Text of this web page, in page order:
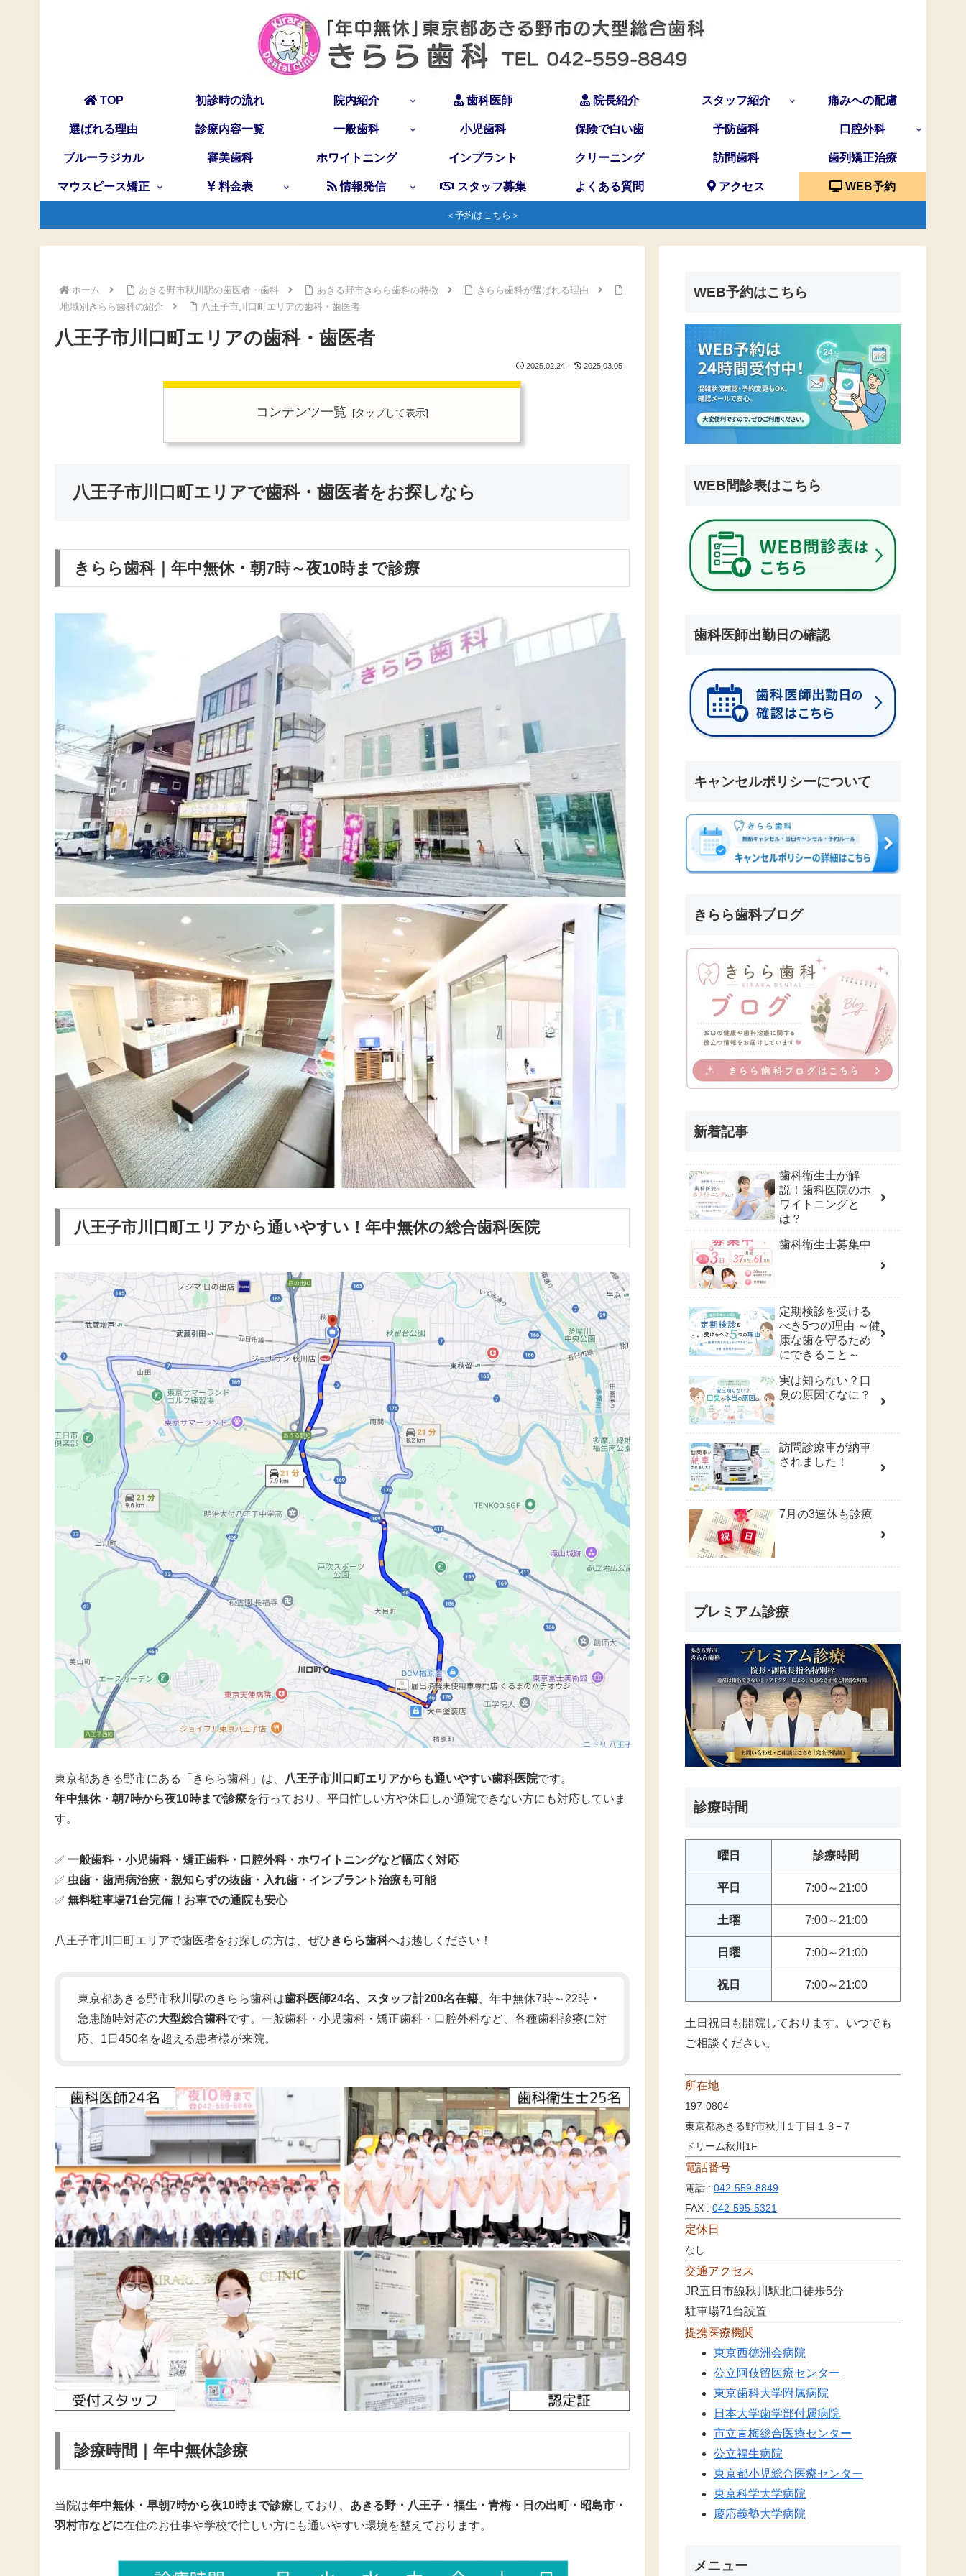
TOP 初診時の流れ 院内紹介 歯科医師 院長紹介 スタッフ紹介 痛みへの配慮
選ばれる理由 診療内容一覧 一般歯科 小児歯科 保険で白い歯 予防歯科 口腔外科
ブルーラジカル 審美歯科 ホワイトニング インプラント クリーニング 訪問歯科 歯列矯正治療
マウスピース矯正 料金表 情報発信 スタッフ募集 よくある質問 アクセス WEB予約
＜予約はこちら＞
ホーム あきる野市秋川駅の歯医者・歯科 あきる野市きらら歯科の特徴
きらら歯科が選ばれる理由
地域別きらら歯科の紹介
八王子市川口町エリアの歯科・歯医者
八王子市川口町エリアの歯科・歯医者
2025.02.24 2025.03.05
コンテンツ一覧
八王子市川口町エリアで歯科・歯医者をお探しなら
きらら歯科｜年中無休・朝7時～夜10時まで診療
八王子市川口町エリアから通いやすい！年中無休の総合歯科医院
東京都あきる野市にある「きらら歯科」は、 八王子市川口町エリアからも通いやすい歯科医院です。
年中無休・朝7時から夜10時まで診療を行っており、平日忙しい方や休日しか通院できない方にも対応していま
す。
✅ 一般歯科・小児歯科・矯正歯科・口腔外科・ホワイトニングなど幅広く対応
✅ 虫歯・歯周病治療・親知らずの抜歯・入れ歯・インプラント治療も可能
✅ 無料駐車場71台完備！お車での通院も安心
八王子市川口町エリアで歯医者をお探しの方は、ぜひきらら歯科へお越しください！
東京都あきる野市秋川駅のきらら歯科は歯科医師24名、スタッフ計200名在籍 、年中無休7時～22時・
急患随時対応の大型総合歯科です。一般歯科・小児歯科・矯正歯科・口腔外科など、各種歯科診療に対
応、1日450名を超える患者様が来院。
診療時間｜年中無休診療
当院は年中無休・早朝7時から夜10時まで診療しており、 あきる野・八王子・福生・青梅・日の出町・昭島市・
羽村市などに在住のお仕事や学校で忙しい方にも通いやすい環境を整えております。
WEB予約はこちら
WEB問診表はこちら
歯科医師出勤日の確認
キャンセルポリシーについて
きらら歯科ブログ
新着記事
歯科衛生士が解
説！歯科医院のホ
ワイトニングと
は？
歯科衛生士募集中
定期検診を受ける
べき5つの理由 ～健
康な歯を守るため
にできること～
実は知らない？口
臭の原因てなに？
訪問診療車が納車
されました！
7月の3連休も診療
プレミアム診療
診療時間
曜日 診療時間
平日 7:00～21:00
土曜 7:00～21:00
日曜 7:00～21:00
祝日 7:00～21:00
土日祝日も開院しております。いつでも
ご相談ください。
所在地
197-0804
東京都あきる野市秋川１丁目１３−７
ドリーム秋川1F
電話番号
電話 : 042-559-8849
FAX : 042-595-5321
定休日
なし
交通アクセス
JR五日市線秋川駅北口徒歩5分
駐車場71台設置
提携医療機関
東京西徳洲会病院
公立阿伎留医療センター
東京歯科大学附属病院
日本大学歯学部付属病院
市立青梅総合医療センター
公立福生病院
東京都小児総合医療センター
東京科学大学病院
慶応義塾大学病院
メニュー